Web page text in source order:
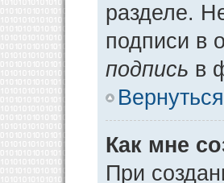
разделе.
подписи в
подпись в
Как мне
При